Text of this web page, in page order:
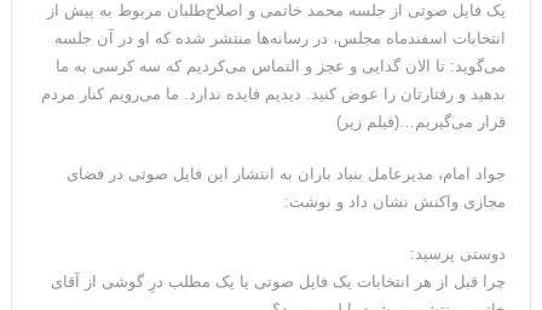
یک فایل صوتی از جلسه محمد خاتمی و اصلاح‌طلبان مربوط به پیش از
انتخابات اسفندماه مجلس، در رسانه‌ها منتشر شده که او در آن جلسه
می‌گوید: تا الان گدایی و عجز و التماس می‌کردیم که سه کرسی به ما
بدهید و رفتارتان را عوض کنید. دیدیم فایده ندارد. ما می‌رویم کنار مردم
قرار می‌گیریم…(فیلم زیر)
جواد امام، مدیرعامل بنیاد باران به انتشار این فایل صوتی در فضای
مجازی واکنش نشان داد و نوشت:
‏دوستی پرسید:
چرا قبل از هر ‎انتخابات یک فایل صوتی یا یک مطلب درِ گوشی از آقای